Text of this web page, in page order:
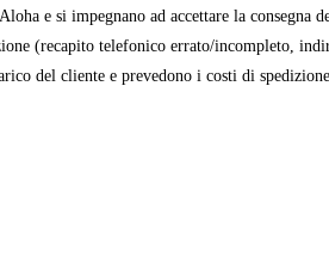
e si impegnano ad accettare la consegna
(recapito telefonico errato/incompleto,
del cliente e prevedono i costi di